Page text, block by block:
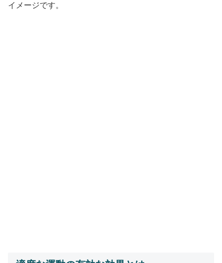
イメージです。